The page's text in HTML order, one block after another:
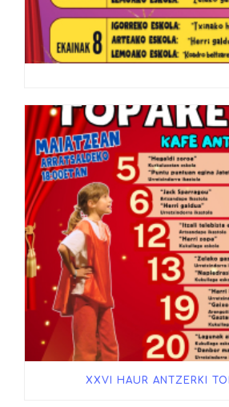
XXVI HAUR ANTZERKI